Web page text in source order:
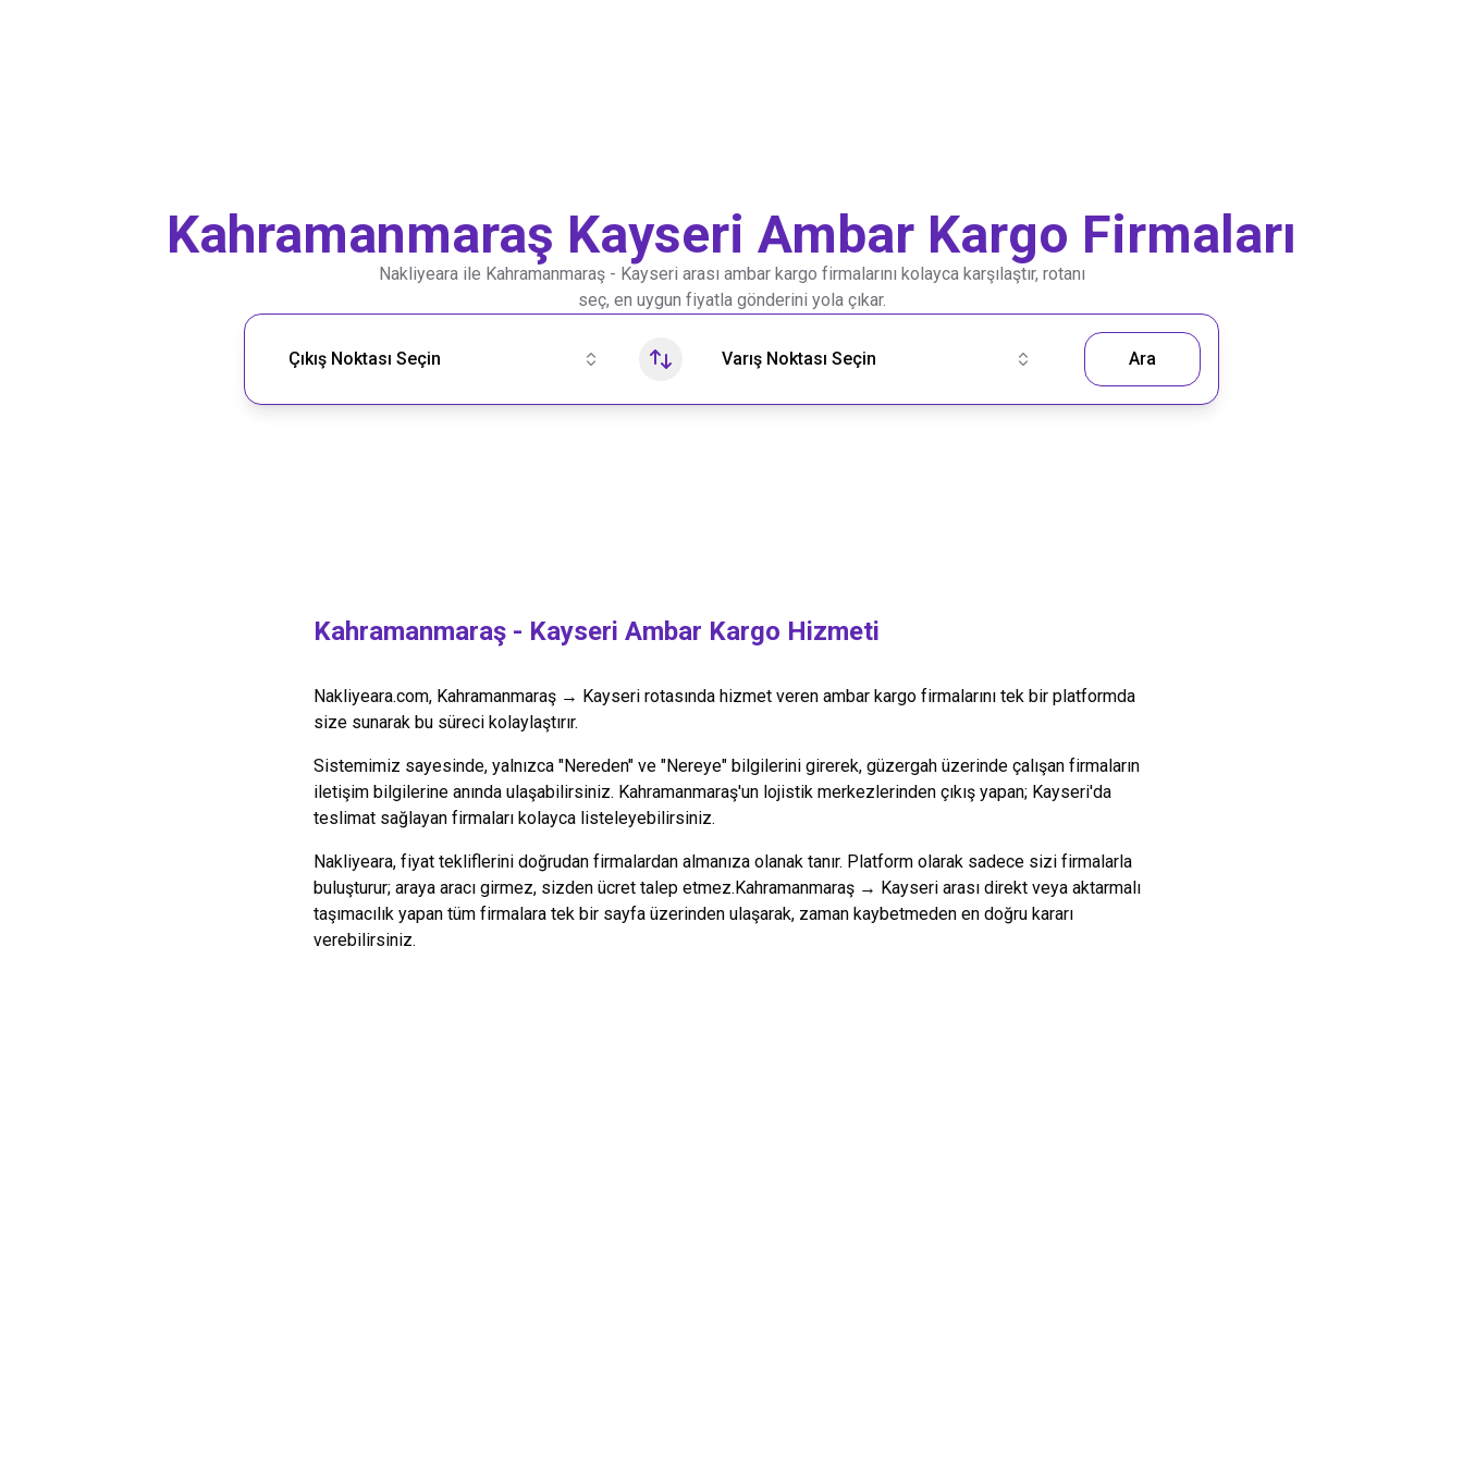
Kahramanmaraş Kayseri Ambar Kargo Firmaları
Nakliyeara ile Kahramanmaraş- Kayseri arası ambar kargo firmalarını kolayca karşılaştır, rotanı
seç, en uygun fiyatla gönderini yola çıkar.
Nakliye Rotası Ara
Çıkış Noktası Seçin
Varış Noktası Seçin Ara
Kahramanmaraş - Kayseri Ambar Kargo Hizmeti
Nakliyeara.com, Kahramanmaraş → Kayseri rotasında hizmet veren ambar kargo firmalarını tek bir platformda
size sunarak bu süreci kolaylaştırır.
Sistemimiz sayesinde, yalnızca "Nereden" ve "Nereye" bilgilerini girerek, güzergah üzerinde çalışan firmaların
iletişim bilgilerine anında ulaşabilirsiniz. Kahramanmaraş'un lojistik merkezlerinden çıkış yapan; Kayseri'da
teslimat sağlayan firmaları kolayca listeleyebilirsiniz.
Nakliyeara, fiyat tekliflerini doğrudan firmalardan almanıza olanak tanır. Platform olarak sadece sizi firmalarla
buluşturur; araya aracı girmez, sizden ücret talep etmez.Kahramanmaraş → Kayseri arası direkt veya aktarmalı
taşımacılık yapan tüm firmalara tek bir sayfa üzerinden ulaşarak, zaman kaybetmeden en doğru kararı
verebilirsiniz.